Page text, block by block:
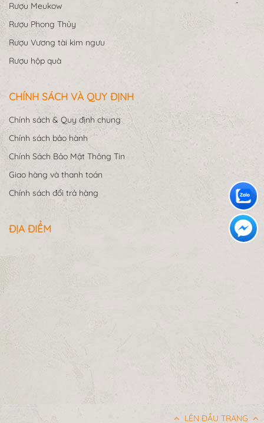
LÊN ĐẦU TRANG
Rượu Meukow
Rượu Phong Thủy
Rượu Vương tài kim ngưu
Rượu hộp quà
CHÍNH SÁCH VÀ QUY ĐỊNH
Chính sách & Quy định chung
Chính sách bảo hành
Chính Sách Bảo Mật Thông Tin
Giao hàng và thanh toán
Chính sách đổi trả hàng
ĐỊA ĐIỂM